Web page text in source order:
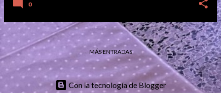
0
MÁS ENTRADAS
Con la tecnología de Blogger